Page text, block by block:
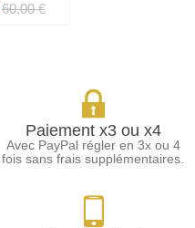
60,00 €
Paiement x3 ou x4
Avec PayPal régler en 3x ou 4
fois sans frais supplémentaires.